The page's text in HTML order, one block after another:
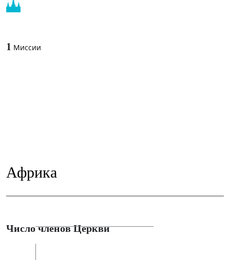
1 Миссии
Африка
Число членов Церкви